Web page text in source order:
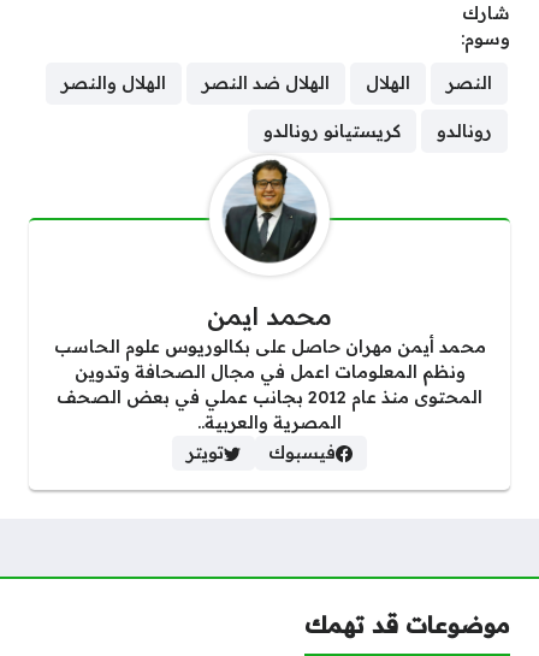
شارك
وسوم:
النصر الهلال الهلال ضد النصر الهلال والنصر
رونالدو كريستيانو رونالدو
محمد ايمن
محمد أيمن مهران حاصل على بكالوريوس علوم الحاسب
ونظم المعلومات اعمل في مجال الصحافة وتدوين
المحتوى منذ عام 2012 بجانب عملي في بعض الصحف
المصرية والعربية..
فيسبوك
تويتر
موضوعات قد تهمك